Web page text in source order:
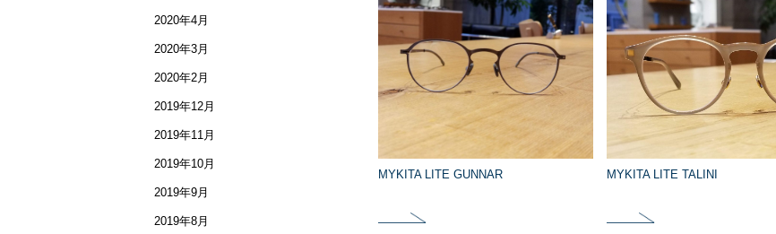
MYKITA LITE GUNNAR MYKITA LITE TALINI
2020年4月
2020年3月
2020年2月
2019年12月
2019年11月
2019年10月
2019年9月
2019年8月